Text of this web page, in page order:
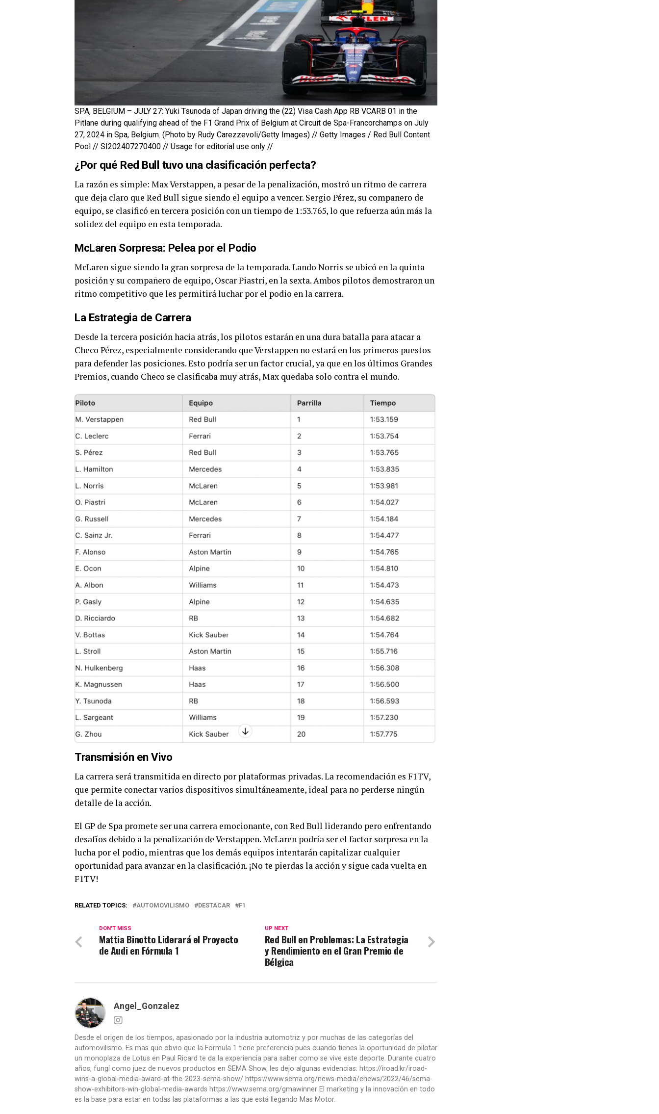
SPA, BELGIUM – JULY 27: Yuki Tsunoda of Japan driving the (22) Visa Cash App RB VCARB 01 in the
Pitlane during qualifying ahead of the F1 Grand Prix of Belgium at Circuit de Spa-Francorchamps on July
27, 2024 in Spa, Belgium. (Photo by Rudy Carezzevoli/Getty Images) // Getty Images / Red Bull Content
Pool // SI202407270400 // Usage for editorial use only //
¿Por qué Red Bull tuvo una clasificación perfecta?
La razón es simple: Max Verstappen, a pesar de la penalización, mostró un ritmo de carrera
que deja claro que Red Bull sigue siendo el equipo a vencer. Sergio Pérez, su compañero de
equipo, se clasificó en tercera posición con un tiempo de 1:53.765, lo que refuerza aún más la
solidez del equipo en esta temporada.
McLaren Sorpresa: Pelea por el Podio
McLaren sigue siendo la gran sorpresa de la temporada. Lando Norris se ubicó en la quinta
posición y su compañero de equipo, Oscar Piastri, en la sexta. Ambos pilotos demostraron un
ritmo competitivo que les permitirá luchar por el podio en la carrera.
La Estrategia de Carrera
Desde la tercera posición hacia atrás, los pilotos estarán en una dura batalla para atacar a
Checo Pérez, especialmente considerando que Verstappen no estará en los primeros puestos
para defender las posiciones. Esto podría ser un factor crucial, ya que en los últimos Grandes
Premios, cuando Checo se clasificaba muy atrás, Max quedaba solo contra el mundo.
Transmisión en Vivo
La carrera será transmitida en directo por plataformas privadas. La recomendación es F1TV,
que permite conectar varios dispositivos simultáneamente, ideal para no perderse ningún
detalle de la acción.
El GP de Spa promete ser una carrera emocionante, con Red Bull liderando pero enfrentando
desafíos debido a la penalización de Verstappen. McLaren podría ser el factor sorpresa en la
lucha por el podio, mientras que los demás equipos intentarán capitalizar cualquier
oportunidad para avanzar en la clasificación. ¡No te pierdas la acción y sigue cada vuelta en
F1TV!
RELATED TOPICS: AUTOMOVILISMO DESTACAR F1
UP NEXT
Red Bull en Problemas: La Estrategia
y Rendimiento en el Gran Premio de
Bélgica
DON'T MISS
Mattia Binotto Liderará el Proyecto
de Audi en Fórmula 1
Angel_Gonzalez
Desde el origen de los tiempos, apasionado por la industria automotriz y por muchas de las categorías del
automovilismo. Es mas que obvio que la Formula 1 tiene preferencia pues cuando tienes la oportunidad de pilotar
un monoplaza de Lotus en Paul Ricard te da la experiencia para saber como se vive este deporte. Durante cuatro
años, fungí como juez de nuevos productos en SEMA Show, les dejo algunas evidencias: https://iroad.kr/iroad-
wins-a-global-media-award-at-the-2023-sema-show/ https://www.sema.org/news-media/enews/2022/46/sema-
show-exhibitors-win-global-media-awards https://www.sema.org/gmawinner El marketing y la innovación en todo
es la base para estar en todas las plataformas a las que está llegando Mas Motor.